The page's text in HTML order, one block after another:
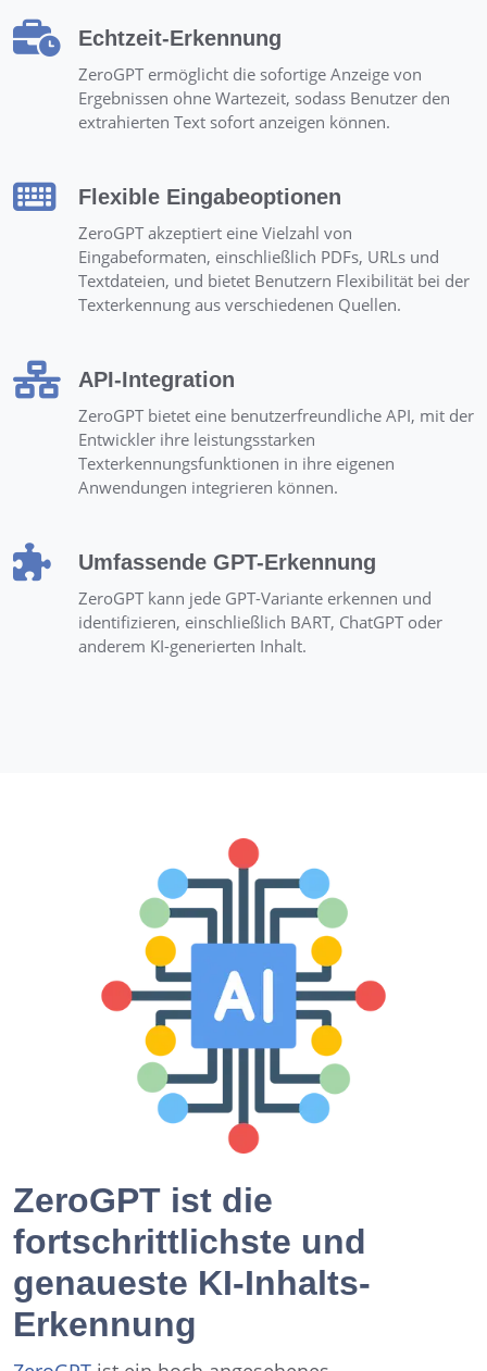
Echtzeit-Erkennung
ZeroGPT ermöglicht die sofortige Anzeige von
Ergebnissen ohne Wartezeit, sodass Benutzer den
extrahierten Text sofort anzeigen können.
Flexible Eingabeoptionen
ZeroGPT akzeptiert eine Vielzahl von
Eingabeformaten, einschließlich PDFs, URLs und
Textdateien, und bietet Benutzern Flexibilität bei der
Texterkennung aus verschiedenen Quellen.
API-Integration
ZeroGPT bietet eine benutzerfreundliche API, mit der
Entwickler ihre leistungsstarken
Texterkennungsfunktionen in ihre eigenen
Anwendungen integrieren können.
Umfassende GPT-Erkennung
ZeroGPT kann jede GPT-Variante erkennen und
identifizieren, einschließlich BART, ChatGPT oder
anderem KI-generierten Inhalt.
ZeroGPT ist die
fortschrittlichste und
genaueste KI-Inhalts-
Erkennung